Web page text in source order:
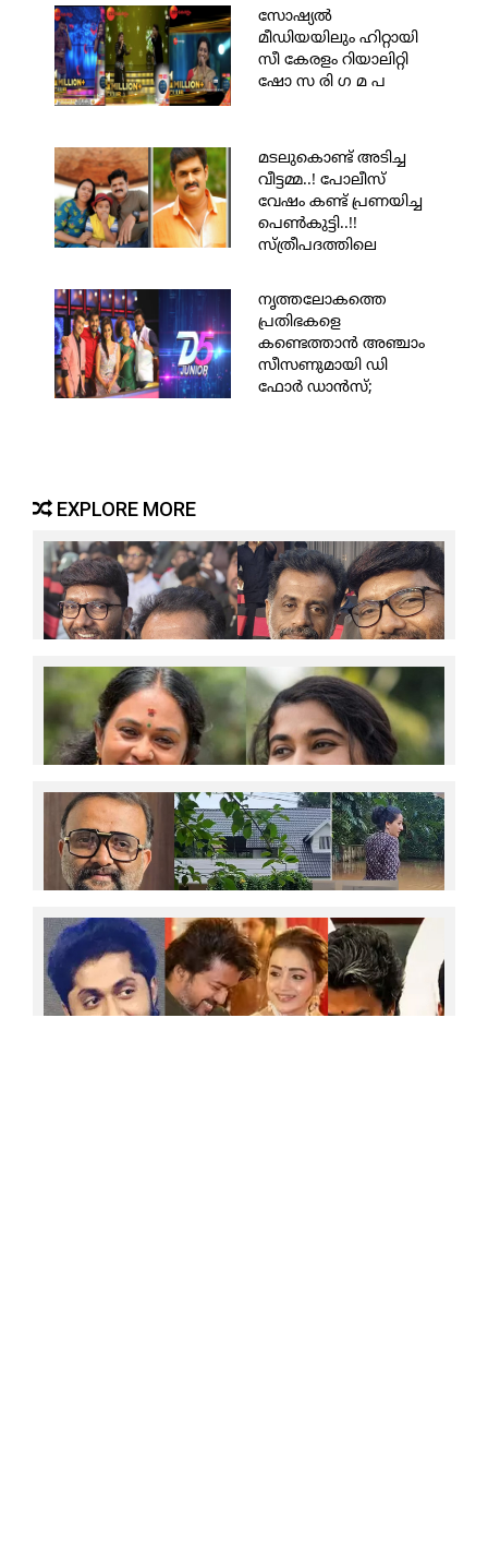
സോഷ്യല്‍
മീഡിയയിലും ഹിറ്റായി
സീ കേരളം റിയാലിറ്റി
ഷോ സ രി ഗ മ പ
മടലുകൊണ്ട് അടിച്ച
വീട്ടമ്മ..! പോലീസ്
വേഷം കണ്ട് പ്രണയിച്ച
പെണ്‍കുട്ടി..!!
സ്ത്രീപദത്തിലെ
നൃത്തലോകത്തെ
പ്രതിഭകളെ
കണ്ടെത്താന്‍ അഞ്ചാം
സീസണുമായി ഡി
ഫോര്‍ ഡാന്‍സ്;
EXPLORE MORE
മറിമായത്തിന്റെ പഴയ കൂട്ടുകാരനില്‍ നിന്ന് മലയാള
സിനിമയുടെ ശ്രദ്ധേയനായ സംവിധായകനിലേക്കുള്ള
യാത്ര; അതിന് സാക്ഷിയാകാന്‍ കഴിഞ്ഞതില്‍
ബേബിയെ കണ്ട് മുട്ടിയ സന്തോഷം പങ്കിട്ട് നിയാസ്
ബക്കര്‍
അവരവര്‍ക്ക് ഇഷ്ട്മുള്ള കാര്യങ്ങള്‍
പറഞ്ഞില്ലെങ്കില്‍, ഏതു വിധേനയും തേച്ച്
ഒട്ടിക്കുക;എത്രമാത്രം നികൃഷ്ട്ടമായി സംസാരിക്കാമോ
ഈ മോള്‍ എന്താണ് ചെയ്തത്? വല്ല പണിക്കും
പോയി കുടുംബം പോറ്റാന്‍ നോക്ക്'; വിസ്മയ്ക്ക്
പിന്തുണയുമായി സീമ ജി നായര്‍
ആറ്റുനോറ്റ് പണിത വീട്; 2018ല്‍ ഞങ്ങള്‍
താമസിക്കുന്നതിനു മുന്‍പ് കയറി താമസിച്ചത് പ്രളയം;
എട്ട് വര്‍ഷത്തിനിടെ മൂന്ന് മഹാപ്രളയം